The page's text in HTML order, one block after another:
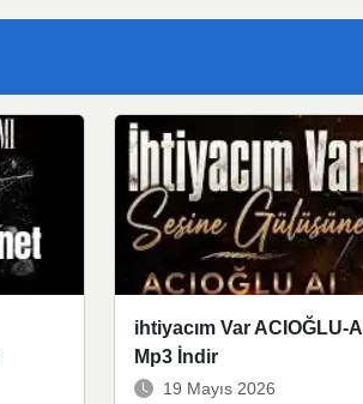
ihtiyacım Var ACIOĞLU-AI
Mp3 İndir
19 Mayıs 2026